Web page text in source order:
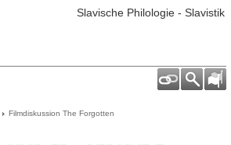
Slavische Philologie - Slavistik
Filmdiskussion The Forgotten